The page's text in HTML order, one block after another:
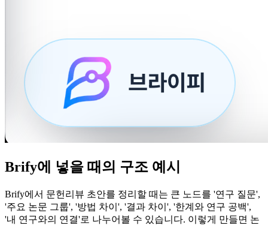
Brify에 넣을 때의 구조 예시
Brify에서 문헌리뷰 초안를 정리할 때는 큰 노드를 '연구 질문',
'주요 논문 그룹', '방법 차이', '결과 차이', '한계와 연구 공백',
'내 연구와의 연결'로 나누어볼 수 있습니다. 이렇게 만들면 논